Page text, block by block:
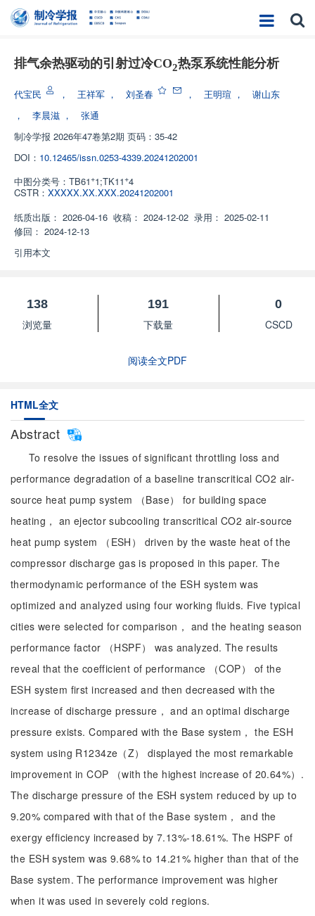
排气余热驱动的引射过冷CO2热泵系统性能分析
代宝民 ， 王祥军 ， 刘圣春 ， 王明瑄 ，
谢山东
，
李晨滋 ，
张通
制冷学报 2026年47卷第2期 页码：35-42
DOI： 10.12465/issn.0253-4339.20241202001
中图分类号： TB61+1;TK11+4
CSTR： XXXXX.XX.XXX.20241202001
纸质出版： 2026-04-16 收稿： 2024-12-02 录用： 2025-02-11
修回： 2024-12-13
引用本文
138
浏览量
191
下载量
0
CSCD
阅读全文PDF
HTML全文
Abstract
To resolve the issues of significant throttling loss and
performance degradation of a baseline transcritical CO2 air-
source heat pump system （Base） for building space
heating， an ejector subcooling transcritical CO2 air-source
heat pump system （ESH） driven by the waste heat of the
compressor discharge gas is proposed in this paper. The
thermodynamic performance of the ESH system was
optimized and analyzed using four working fluids. Five typical
cities were selected for comparison， and the heating season
performance factor （HSPF） was analyzed. The results
reveal that the coefficient of performance （COP） of the
ESH system first increased and then decreased with the
increase of discharge pressure， and an optimal discharge
pressure exists. Compared with the Base system， the ESH
system using R1234ze（Z） displayed the most remarkable
improvement in COP （with the highest increase of 20.64%）.
The discharge pressure of the ESH system reduced by up to
9.20% compared with that of the Base system， and the
exergy efficiency increased by 7.13%-18.61%. The HSPF of
the ESH system was 9.68% to 14.21% higher than that of the
Base system. The performance improvement was higher
when it was used in severely cold regions.